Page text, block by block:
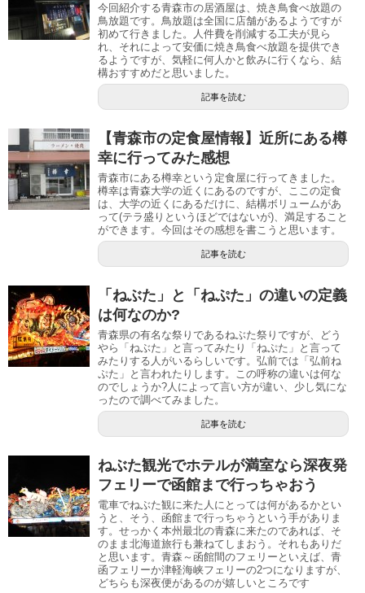
今回紹介する青森市の居酒屋は、焼き鳥食べ放題の
鳥放題です。鳥放題は全国に店舗があるようですが
初めて行きました。人件費を削減する工夫が見ら
れ、それによって安価に焼き鳥食べ放題を提供でき
るようですが、気軽に何人かと飲みに行くなら、結
構おすすめだと思いました。
記事を読む
【青森市の定食屋情報】近所にある樽
幸に行ってみた感想
青森市にある樽幸という定食屋に行ってきました。
樽幸は青森大学の近くにあるのですが、ここの定食
は、大学の近くにあるだけに、結構ボリュームがあ
って(テラ盛りというほどではないが)、満足すること
ができます。今回はその感想を書こうと思います。
記事を読む
「ねぶた」と「ねぷた」の違いの定義
は何なのか?
青森県の有名な祭りであるねぶた祭りですが、どう
やら「ねぶた」と言ってみたり「ねぷた」と言って
みたりする人がいるらしいです。弘前では「弘前ね
ぷた」と言われたりします。この呼称の違いは何な
のでしょうか?人によって言い方が違い、少し気にな
ったので調べてみました。
記事を読む
ねぶた観光でホテルが満室なら深夜発
フェリーで函館まで行っちゃおう
電車でねぶた観に来た人にとっては何があるかとい
うと、そう、函館まで行っちゃうという手がありま
す。せっかく本州最北の青森に来たのであれば、そ
のまま北海道旅行も兼ねてしまおう。それもありだ
と思います。青森～函館間のフェリーといえば、青
函フェリーか津軽海峡フェリーの2つになりますが、
どちらも深夜便があるのが嬉しいところです